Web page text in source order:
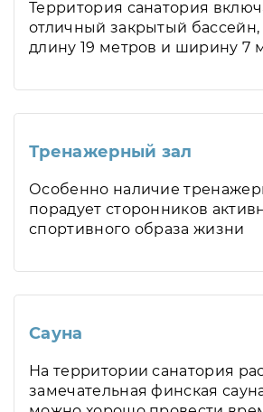
Территория санатория
отличный закрытый
длину 19 метров и ширину 7
Тренажерный зал
Особенно наличие
порадует сторонников
спортивного образа жизни
Сауна
На территории санатория
замечательная финская